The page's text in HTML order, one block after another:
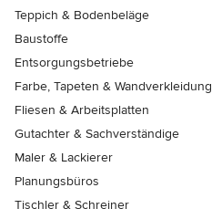
Teppich & Bodenbeläge
Baustoffe
Entsorgungsbetriebe
Farbe, Tapeten & Wandverkleidung
Fliesen & Arbeitsplatten
Gutachter & Sachverständige
Maler & Lackierer
Planungsbüros
Tischler & Schreiner